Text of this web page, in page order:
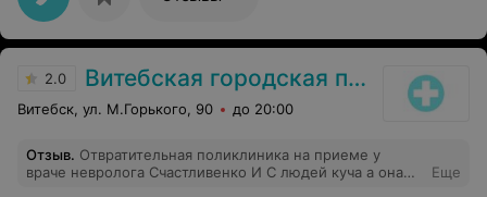
2.0 Витебская городская поликлиника №2
Витебск, ул. М.Горького, 90 до 20:00
Отзыв. Отвратительная поликлиника на приеме у
враче невролога Счастливенко И С людей куча а она
Еще